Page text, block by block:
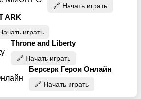
🔗‍️ Начать играть
ARK
играть
Throne and Liberty
🔗‍️ Начать играть
Берсерк Герои Онлайн
🔗‍️ Начать играть